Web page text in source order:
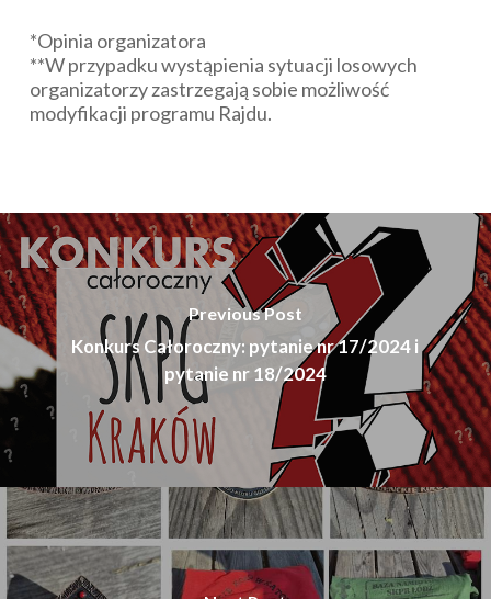
*Opinia organizatora
**W przypadku wystąpienia sytuacji losowych
organizatorzy zastrzegają sobie możliwość
modyfikacji programu Rajdu.
Previous Post
Konkurs Całoroczny: pytanie nr 17/2024 i
pytanie nr 18/2024